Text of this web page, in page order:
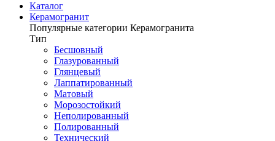
Каталог
Керамогранит
Популярные категории Керамогранита
Тип
Бесшовный
Глазурованный
Глянцевый
Лаппатированный
Матовый
Морозостойкий
Неполированный
Полированный
Технический